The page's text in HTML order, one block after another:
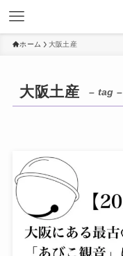
ホーム 大阪土産
大阪土産 – tag –